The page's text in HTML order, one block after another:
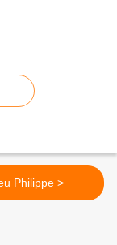
Adieu Philippe >